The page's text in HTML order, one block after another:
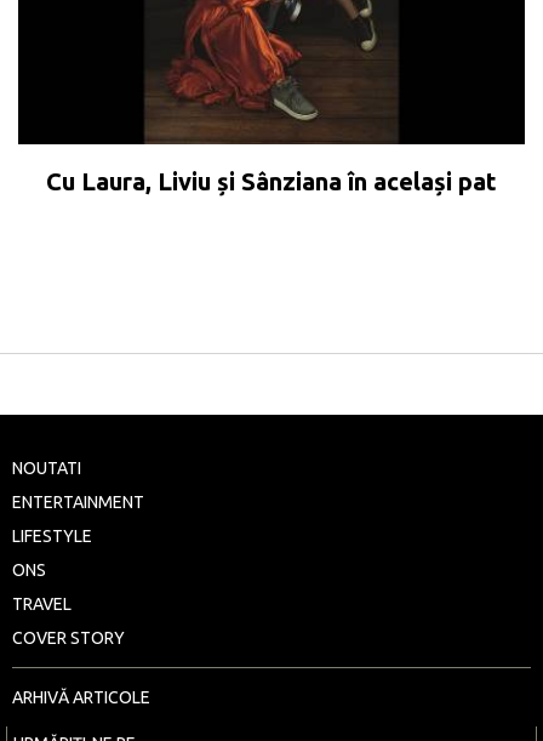
Cu Laura, Liviu și Sânziana în același pat
NOUTATI
ENTERTAINMENT
LIFESTYLE
ONS
TRAVEL
COVER STORY
ARHIVĂ ARTICOLE